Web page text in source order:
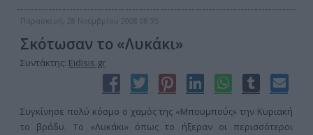
Παρασκευή, 28 Νοεμβρίου 2008 08:35
Σκότωσαν το «Λυκάκι»
Συντάκτης: Eidisis.gr
Συγκίνησε πολύ κόσμο ο χαμός της «Μπουμπούς» την Κυριακή
το βράδυ. Το «Λυκάκι» όπως το ήξεραν οι περισσότεροι